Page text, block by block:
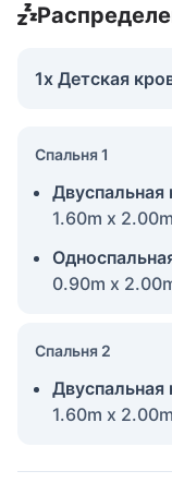
1x Детская
Спальня 1
Двуспальная
1.60m x 2.00m
0.90m x
Спальня 2
Двуспальная
1.60m x 2.00m